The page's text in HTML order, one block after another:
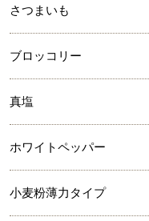
さつまいも
ブロッコリー
真塩
ホワイトペッパー
小麦粉薄力タイプ